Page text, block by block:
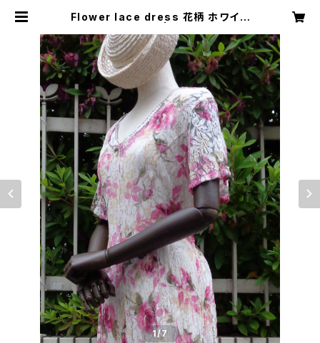
Flower lace dress 花柄 ホワイト
Heaven
1/7